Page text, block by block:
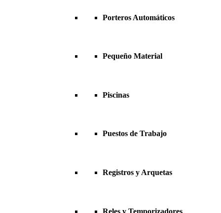
Porteros Automáticos
Pequeño Material
Piscinas
Puestos de Trabajo
Registros y Arquetas
Reles y Temporizadores